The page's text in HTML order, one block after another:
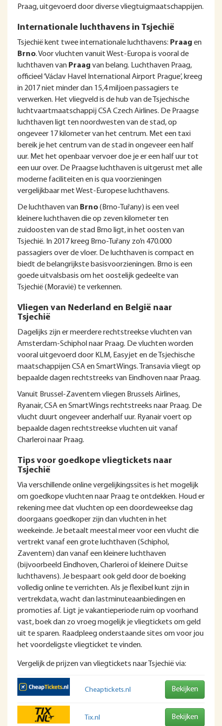
Praag, uitgevoerd door diverse vliegtuigmaatschappijen.
Internationale luchthavens in Tsjechië
Tsjechië kent twee internationale luchthavens: Praag en
Brno. Voor vluchten vanuit West-Europa is vooral de
luchthaven van Praag van belang. Luchthaven Praag,
officieel ‘Václav Havel International Airport Prague’, kreeg
in 2017 niet minder dan 15,4 miljoen passagiers te
verwerken. Het vliegveld is de hub van de Tsjechische
luchtvaartmaatschappij CSA Czech Airlines. De Praagse
luchthaven ligt ten noordwesten van de stad, op
ongeveer 17 kilometer van het centrum. Met een taxi
bereik je het centrum van de stad in ongeveer een half
uur. Met het openbaar vervoer doe je er een half uur tot
een uur over. De Praagse luchthaven is uitgerust met alle
moderne faciliteiten en is qua voorzieningen
vergelijkbaar met West-Europese luchthavens.
De luchthaven van Brno(Brno-Tuřany) is een veel
kleinere luchthaven die op zeven kilometer ten
zuidoosten van de stad Brno ligt, in het oosten van
Tsjechië. In 2017 kreeg Brno-Tuřany zo’n 470.000
passagiers over de vloer. De luchthaven is compact en
biedt de belangrijkste basisvoorzieningen. Brno is een
goede uitvalsbasis om het oostelijk gedeelte van
Tsjechië (Moravië) te verkennen.
Vliegen van Nederland en België naar
Tsjechië
Dagelijks zijn er meerdere rechtstreekse vluchten van
Amsterdam-Schiphol naar Praag. De vluchten worden
vooral uitgevoerd door KLM, Easyjet en de Tsjechische
maatschappijen CSA en SmartWings. Transavia vliegt op
bepaalde dagen rechtstreeks van Eindhoven naar Praag.
Vanuit Brussel-Zaventem vliegen Brussels Airlines,
Ryanair, CSA en SmartWings rechtstreeks naar Praag. De
vlucht duurt ongeveer anderhalf uur. Ryanair voert op
bepaalde dagen rechtstreekse vluchten uit vanaf
Charleroi naar Praag.
Tips voor goedkope vliegtickets naar
Tsjechië
Via verschillende online vergelijkingssites is het mogelijk
om goedkope vluchten naar Praag te ontdekken. Houd er
rekening mee dat vluchten op een doordeweekse dag
doorgaans goedkoper zijn dan vluchten in het
weekeinde. Je betaalt meestal meer voor een vlucht die
vertrekt vanaf een grote luchthaven (Schiphol,
Zaventem) dan vanaf een kleinere luchthaven
(bijvoorbeeld Eindhoven, Charleroi of kleinere Duitse
luchthavens). Je bespaart ook geld door de boeking
volledig online te verrichten. Als je flexibel kunt zijn in
vertrekdata, wacht dan lastminuteaanbiedingen en
promoties af. Ligt je vakantieperiode ruim op voorhand
vast, boek dan zo vroeg mogelijk je vliegtickets om geld
uit te sparen. Raadpleeg onderstaande sites om voor jou
het voordeligste vliegticket te vinden.
Vergelijk de prijzen van vliegtickets naar Tsjechië via:
Cheaptickets.nl Bekijken
Tix.nl Bekijken